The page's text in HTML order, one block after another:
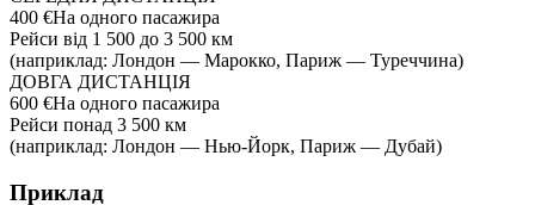
400 €На одного пасажира
Рейси від 1 500 до 3 500 км
(наприклад: Лондон — Марокко, Париж — Туреччина)
ДОВГА ДИСТАНЦІЯ
600 €На одного пасажира
Рейси понад 3 500 км
(наприклад: Лондон — Нью-Йорк, Париж — Дубай)
Приклад